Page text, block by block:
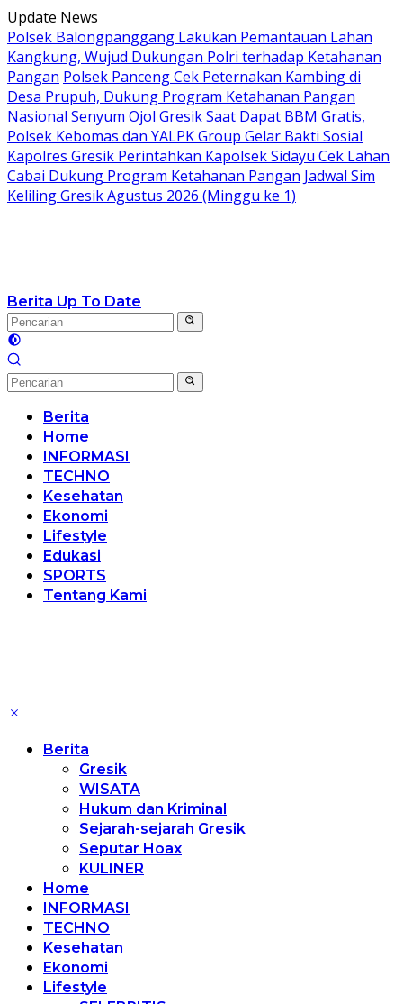
Langsung
ke
konten
Update News
Polsek Balongpanggang Lakukan Pemantauan Lahan
Kangkung, Wujud Dukungan Polri terhadap Ketahanan
Pangan Polsek Panceng Cek Peternakan Kambing di
Desa Prupuh, Dukung Program Ketahanan Pangan
Nasional Senyum Ojol Gresik Saat Dapat BBM Gratis,
Polsek Kebomas dan YALPK Group Gelar Bakti Sosial
Kapolres Gresik Perintahkan Kapolsek Sidayu Cek Lahan
Cabai Dukung Program Ketahanan Pangan Jadwal Sim
Keliling Gresik Agustus 2026 (Minggu ke 1)
Berita Up To Date
Berita
Home
INFORMASI
TECHNO
Kesehatan
Ekonomi
Lifestyle
Edukasi
SPORTS
Tentang Kami
Berita
Gresik
WISATA
Hukum dan Kriminal
Sejarah-sejarah Gresik
Seputar Hoax
KULINER
Home
INFORMASI
TECHNO
Kesehatan
Ekonomi
Lifestyle